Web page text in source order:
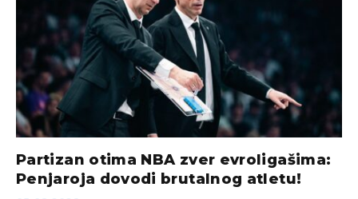
Partizan otima NBA zver evroligašima:
Penjaroja dovodi brutalnog atletu!